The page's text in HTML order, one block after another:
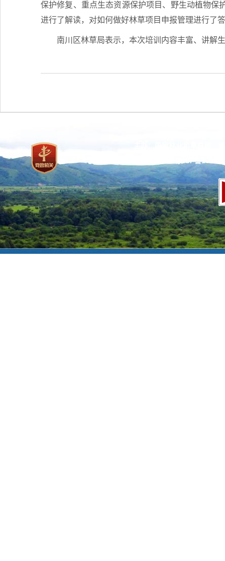
保护修复、重点生态资源保护项目、野生动植物保
进行了解读，对如何做好林草项目申报管理进行了
南川区林草局表示，本次培训内容丰富、讲解
京ICP备